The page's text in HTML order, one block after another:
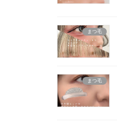
まつ毛
まつ毛